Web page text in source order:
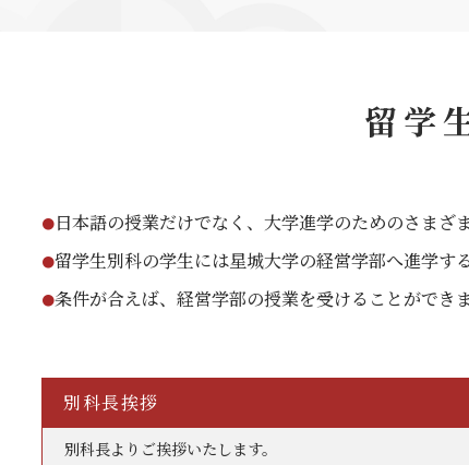
留学
●日本語の授業だけでなく、大学進学のためのさまざ
●留学生別科の学生には星城大学の経営学部へ進学す
●条件が合えば、経営学部の授業を受けることができま
別科長挨拶
別科長よりご挨拶いたします。